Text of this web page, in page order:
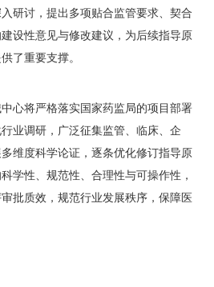
研讨，提出多项贴合监管要求、契合
设性意见与修改建议，为后续指导原
了重要支撑。
将严格落实国家药监局的项目部署
业调研，广泛征集监管、临床、企
维度科学论证，逐条优化修订指导原
学性、规范性、合理性与可操作性，
批质效，规范行业发展秩序，保障医